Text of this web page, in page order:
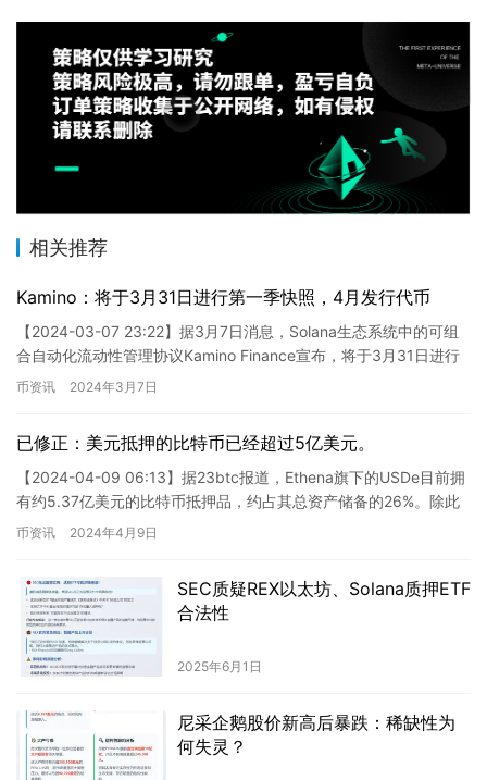
相关推荐
Kamino：将于3月31日进行第一季快照，4月发行代币
【2024-03-07 23:22】据3月7日消息，Solana生态系统中的可组
合自动化流动性管理协议Kamino Finance宣布，将于3月31日进行
首个Kamino积分快照，…
币资讯 2024年3月7日
已修正：美元抵押的比特币已经超过5亿美元。
【2024-04-09 06:13】据23btc报道，Ethena旗下的USDe目前拥
有约5.37亿美元的比特币抵押品，约占其总资产储备的26%。除此
之外，其还拥有价值7.14亿美…
币资讯 2024年4月9日
SEC质疑REX以太坊、Solana质押ETF
合法性
2025年6月1日
尼采企鹅股价新高后暴跌：稀缺性为
何失灵？